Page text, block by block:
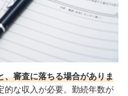
、審査に落ちる場合がありま
的な収入が必要。勤続年数が